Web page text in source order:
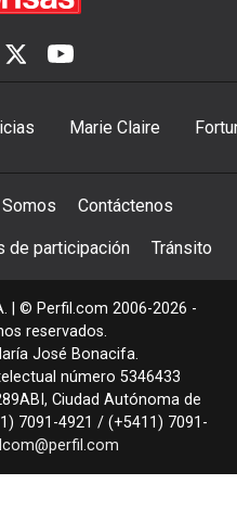
Marie Claire
Contáctenos
de participación Tránsito
| © Perfil.com 2006-2026 -
reservados.
José Bonacifa.
número 5346433
, Ciudad Autónoma de
7091-4921 / (+5411) 7091-